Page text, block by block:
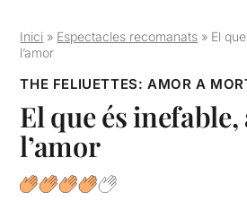
Inici » Espectacles recomanats » El
l’amor
THE FELIUETTES: AMOR A
El que és inefable,
l’amor